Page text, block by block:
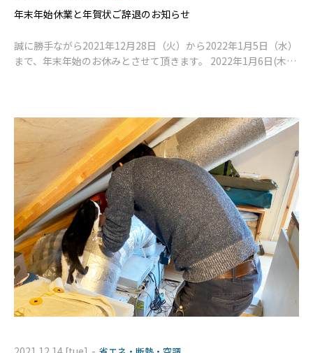
年末年始休業と年賀状ご辞退のお知らせ
誠に勝手ながら2021年12月28日（火）から2022年1月5日（水）
まで、年末年始のお休みとさせて頂きます。 2022年1月6日(木)